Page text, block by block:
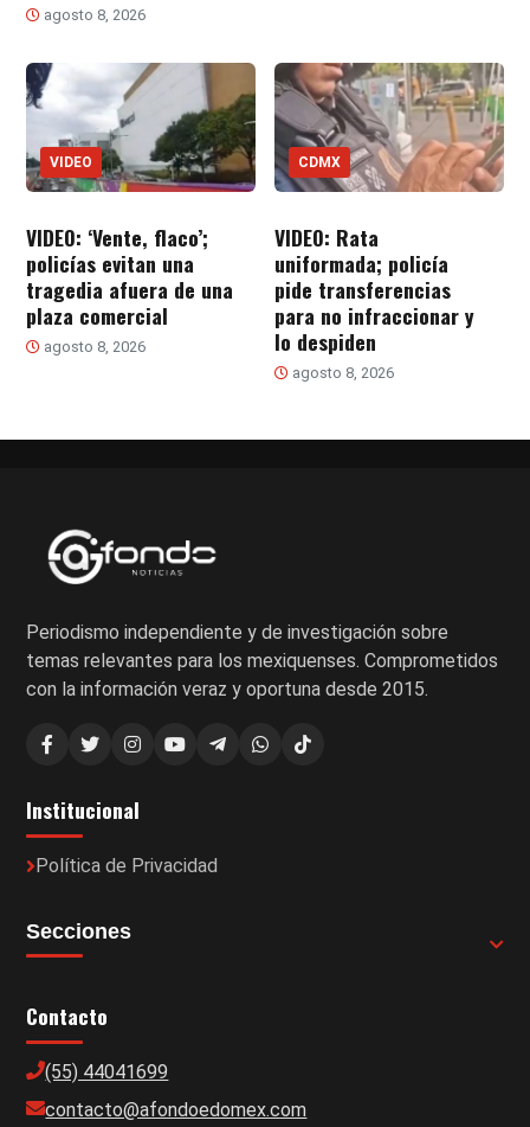
agosto 8, 2026
VIDEO
VIDEO: ‘Vente, flaco’;
policías evitan una
tragedia afuera de una
plaza comercial
agosto 8, 2026
CDMX
VIDEO: Rata
uniformada; policía
pide transferencias
para no infraccionar y
lo despiden
agosto 8, 2026
Periodismo independiente y de investigación sobre
temas relevantes para los mexiquenses. Comprometidos
con la información veraz y oportuna desde 2015.
Institucional
Política de Privacidad
Secciones
Contacto
(55) 44041699
contacto@afondoedomex.com